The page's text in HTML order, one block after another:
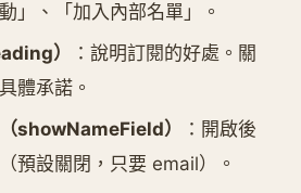
」、「加入內部名單」。
）
：說明訂閱的好處。關
體承諾。
showNameField）
：開啟後
預設關閉，只要 email）。